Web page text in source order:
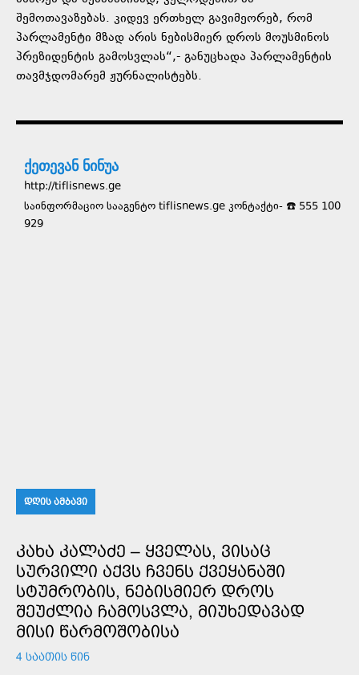
შემოთავაზებას. კიდევ ერთხელ გავიმეორებ, რომ
პარლამენტი მზად არის ნებისმიერ დროს მოუსმინოს
პრეზიდენტის გამოსვლას“,- განუცხადა პარლამენტის
თავმჯდომარემ ჟურნალისტებს.
ქეთევან ნინუა
http://tiflisnews.ge
საინფორმაციო სააგენტო tiflisnews.ge კონტაქტი- ☎️ 555 100
929
ᲓᲦᲘᲡ ᲐᲛᲑᲐᲕᲘ
ᲙᲐᲮᲐ ᲙᲐᲚᲐᲫᲔ – ᲧᲕᲔᲚᲐᲡ, ᲕᲘᲡᲐᲪ
ᲡᲣᲠᲕᲘᲚᲘ ᲐᲥᲕᲡ ᲩᲕᲔᲜᲡ ᲥᲕᲔᲧᲐᲜᲐᲨᲘ
ᲡᲢᲣᲛᲠᲝᲑᲘᲡ, ᲜᲔᲑᲘᲡᲛᲘᲔᲠ ᲓᲠᲝᲡ
ᲨᲔᲣᲫᲚᲘᲐ ᲩᲐᲛᲝᲡᲕᲚᲐ, ᲛᲘᲣᲮᲔᲓᲐᲕᲐᲓ
ᲛᲘᲡᲘ ᲬᲐᲠᲛᲝᲨᲝᲑᲘᲡᲐ
4 ᲡᲐᲐᲗᲘᲡ ᲬᲘᲜ